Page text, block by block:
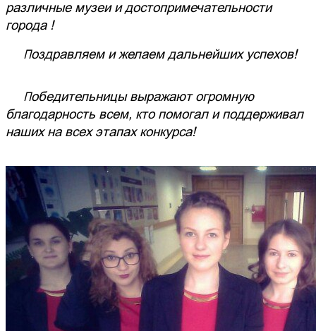
различные музеи и достопримечательности
города !
Поздравляем и желаем дальнейших успехов!
Победительницы выражают огромную
благодарность всем, кто помогал и поддерживал
наших на всех этапах конкурса!